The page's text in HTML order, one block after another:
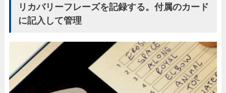
リカバリーフレーズを記録する。付属のカード
に記入して管理